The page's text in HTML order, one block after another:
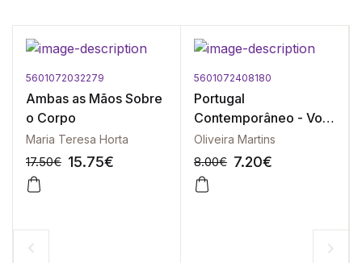
5601072032279
Ambas as Mãos Sobre
o Corpo
Maria Teresa Horta
17.50€ 15.75€
5601072408180
Portugal
Contemporâneo - Vol.
II
Oliveira Martins
8.00€ 7.20€